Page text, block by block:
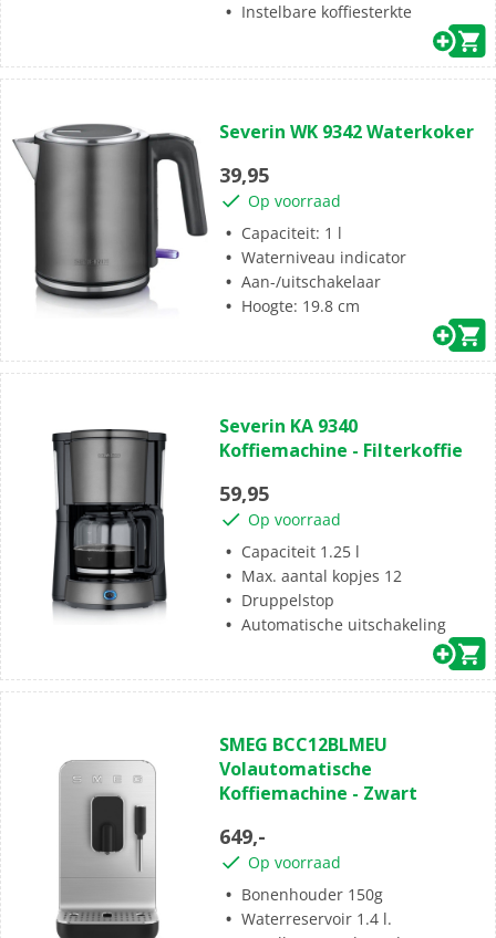
Instelbare koffiesterkte
van
5
sterren.
Severin WK 9342 Waterkoker
39,95
Op voorraad
Capaciteit: 1 l
Waterniveau indicator
Aan-/uitschakelaar
Hoogte: 19.8 cm
van
de
sterren.
Severin KA 9340
Koffiemachine - Filterkoffie
59,95
Op voorraad
Capaciteit 1.25 l
Max. aantal kopjes 12
Druppelstop
Automatische uitschakeling
van
de
5
SMEG BCC12BLMEU
Volautomatische
Koffiemachine - Zwart
649,-
Op voorraad
Bonenhouder 150g
Waterreservoir 1.4 l.